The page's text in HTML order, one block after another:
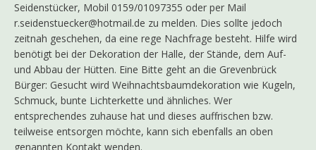
Seidenstücker, Mobil 0159/01097355 oder per Mail
r.seidenstuecker@hotmail.de zu melden. Dies sollte jedoch
zeitnah geschehen, da eine rege Nachfrage besteht. Hilfe wird
benötigt bei der Dekoration der Halle, der Stände, dem Auf-
und Abbau der Hütten. Eine Bitte geht an die Grevenbrück
Bürger: Gesucht wird Weihnachtsbaumdekoration wie Kugeln,
Schmuck, bunte Lichterkette und ähnliches. Wer
entsprechendes zuhause hat und dieses auffrischen bzw.
teilweise entsorgen möchte, kann sich ebenfalls an oben
genannten Kontakt wenden.